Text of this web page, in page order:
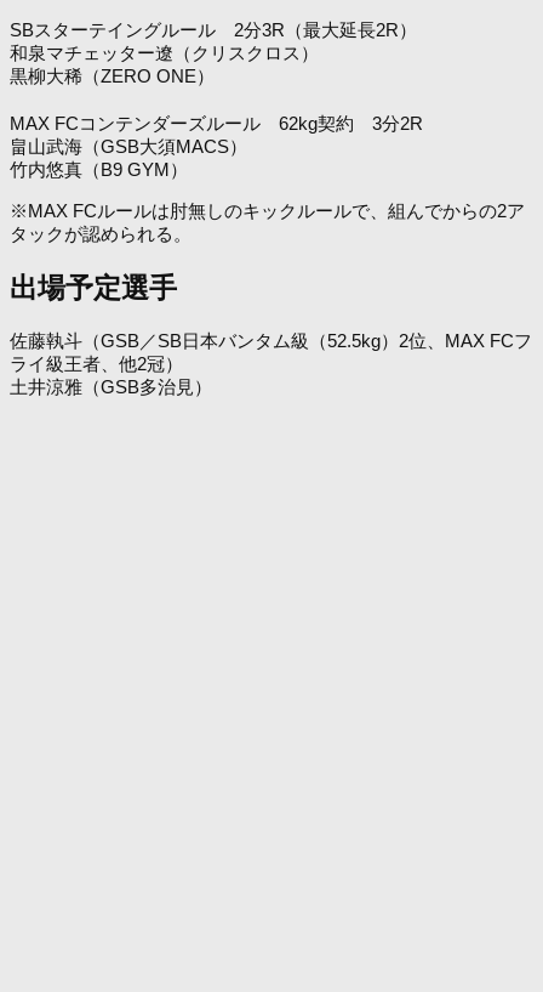
SBスターテイングルール 2分3R（最大延長2R）
和泉マチェッター遼（クリスクロス）
黒柳大稀（ZERO ONE）
MAX FCコンテンダーズルール 62kg契約 3分2R
畠山武海（GSB大須MACS）
竹内悠真（B9 GYM）
※MAX FCルールは肘無しのキックルールで、組んでからの2ア
タックが認められる。
出場予定選手
佐藤執斗（GSB／SB日本バンタム級（52.5kg）2位、MAX FCフ
ライ級王者、他2冠）
土井涼雅（GSB多治見）